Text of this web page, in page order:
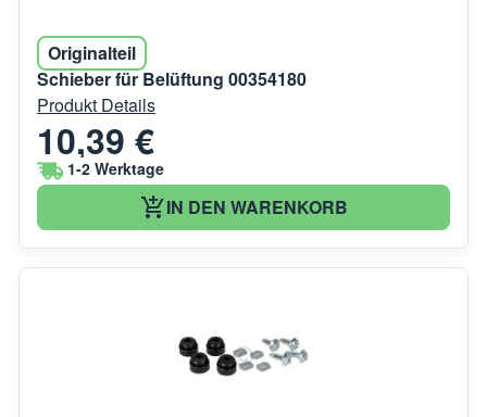
Originalteil
Schieber für Belüftung 00354180
Produkt Details
10,39 €
1-2 Werktage
IN DEN WARENKORB